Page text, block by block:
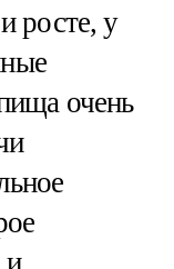
росте, у
очень
и